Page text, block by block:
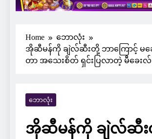
Home
ဘောလုံး
အိုဆီမန်ကို ချဲလ်ဆီးတို့ ဘာကြောင့် မ
တာ အသေးစိတ် ရှင်းပြလာတဲ့ မီခေးလ်
ဘောလုံး
အိုဆီမန်ကို ချဲလ်ဆီ